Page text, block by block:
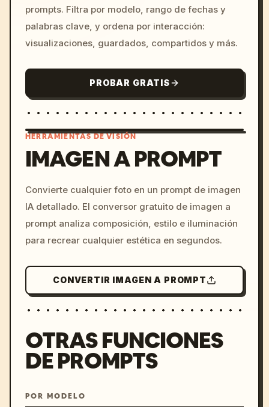
prompts. Filtra por modelo, rango de fechas y
palabras clave, y ordena por interacción:
visualizaciones, guardados, compartidos y más.
PROBAR GRATIS
c, cyberpunk sunset, neon
colors, 8k --v 6.0
HERRAMIENTAS DE VISIÓN
IMAGEN A PROMPT
Convierte cualquier foto en un prompt de imagen
IA detallado. El conversor gratuito de imagen a
prompt analiza composición, estilo e iluminación
para recrear cualquier estética en segundos.
CONVERTIR IMAGEN A PROMPT
OTRAS FUNCIONES
DE PROMPTS
POR MODELO